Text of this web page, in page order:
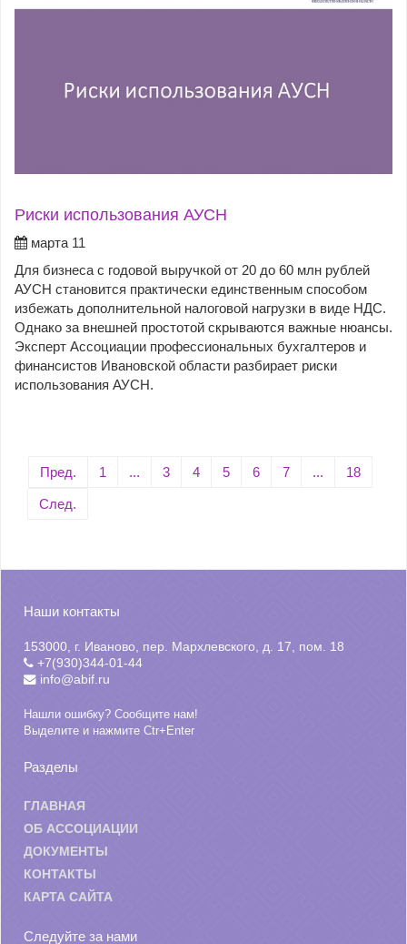
Риски использования АУСН
марта 11
Для бизнеса с годовой выручкой от 20 до 60 млн рублей
АУСН становится практически единственным способом
избежать дополнительной налоговой нагрузки в виде НДС.
Однако за внешней простотой скрываются важные нюансы.
Эксперт Ассоциации профессиональных бухгалтеров и
финансистов Ивановской области разбирает риски
использования АУСН.
Пред. 1 ... 3 4 5 6 7 ... 18
След.
Наши контакты
153000, г. Иваново, пер. Мархлевского, д. 17, пом. 18
+7(930)344-01-44
info@abif.ru
Нашли ошибку? Сообщите нам!
Выделите и нажмите Ctr+Enter
Разделы
ГЛАВНАЯ
ОБ АССОЦИАЦИИ
ДОКУМЕНТЫ
КОНТАКТЫ
КАРТА САЙТА
Следуйте за нами